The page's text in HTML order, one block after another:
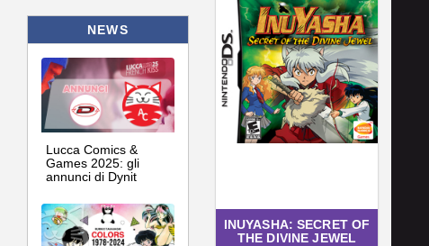
NEWS
Lucca Comics &
Games 2025: gli
annunci di Dynit
INUYASHA: SECRET OF
THE DIVINE JEWEL